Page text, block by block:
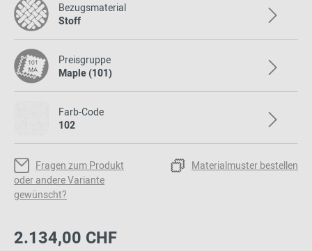
Bezugsmaterial
Stoff
Preisgruppe
Maple (101)
Farb-Code
102
Fragen zum Produkt
oder andere Variante
gewünscht?
Materialmuster bestellen
2.134,00 CHF